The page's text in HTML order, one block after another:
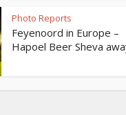
Photo Reports
Feyenoord in Europe –
Hapoel Beer Sheva